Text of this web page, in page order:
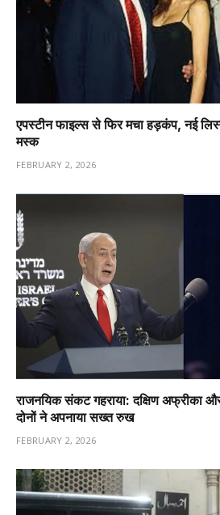
एपस्टीन फाइल्स से फिर मचा हड़कंप, नई
मस्क
FEBRUARY 2, 2026
राजनयिक संकट गहराया: दक्षिण अफ्रीका
दोनों ने अपनाया सख्त रुख
FEBRUARY 2, 2026